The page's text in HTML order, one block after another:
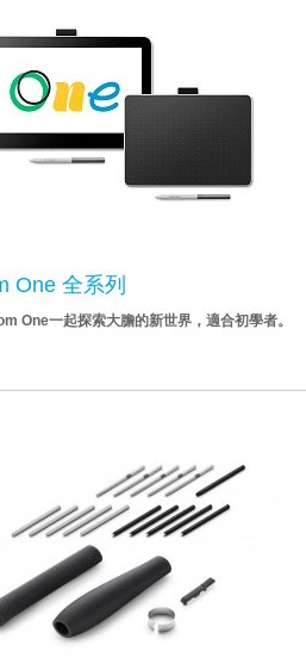
One 全系列
One一起探索大膽的新世界，適合初學者。